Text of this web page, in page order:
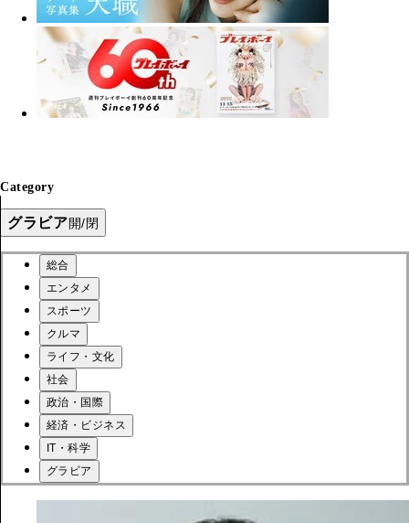
Category
グラビア開/閉
総合
エンタメ
スポーツ
クルマ
ライフ・文化
社会
政治・国際
経済・ビジネス
IT・科学
グラビア